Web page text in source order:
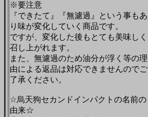
※要注意
『できたて』『無濾過』という事もあ
り味が変化していく商品です。
ですが、変化した後もとても美味しく
召し上がれます。
また、無濾過のため油分が浮く等の理
由による返品は対応できませんのでご
了承ください。
☆烏天狗セカンドインパクトの名前の
由来☆